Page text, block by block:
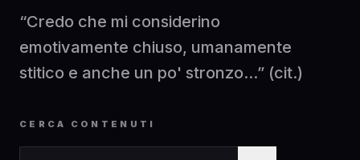
“Credo che mi considerino
emotivamente chiuso, umanamente
stitico e anche un po' stronzo...” (cit.)
CERCA CONTENUTI